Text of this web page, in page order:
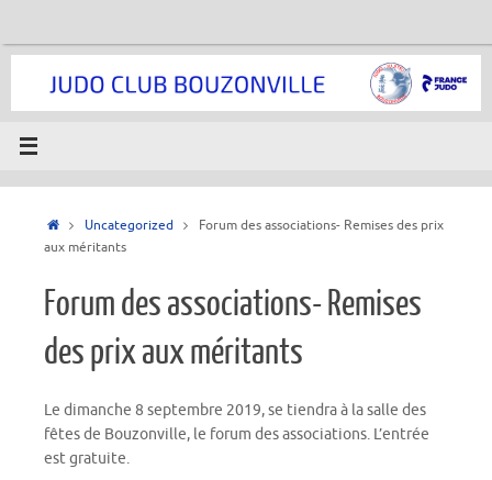
contenu
AccueilUncategorized
Forum des associations- Remises des prix
aux méritants
Forum des associations- Remises
des prix aux méritants
Le dimanche 8 septembre 2019, se tiendra à la salle des
fêtes de Bouzonville, le forum des associations. L’entrée
est gratuite.